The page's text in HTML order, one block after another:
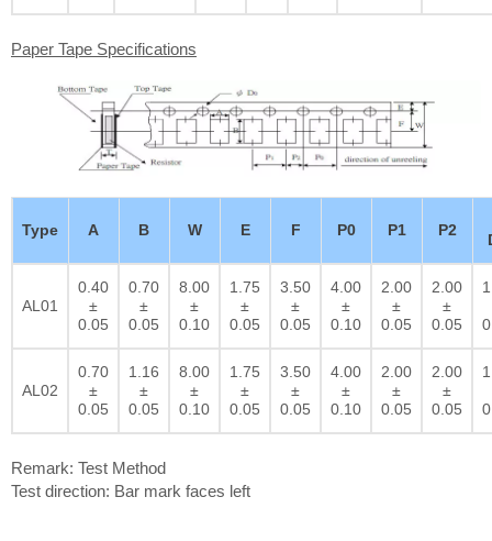
Paper Tape Specifications
Type A B W E F P0 P1 P2
AL01
0.40
±
0.05
0.70
±
0.05
8.00
±
0.10
1.75
±
0.05
3.50
±
0.05
4.00
±
0.10
2.00
±
0.05
2.00
±
0.05
AL02
0.70
±
0.05
1.16
±
0.05
8.00
±
0.10
1.75
±
0.05
3.50
±
0.05
4.00
±
0.10
2.00
±
0.05
2.00
±
0.05
Remark: Test Method
Test direction: Bar mark faces left